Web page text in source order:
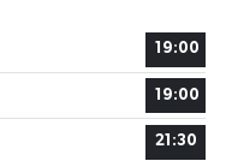
19:00
19:00
21:30